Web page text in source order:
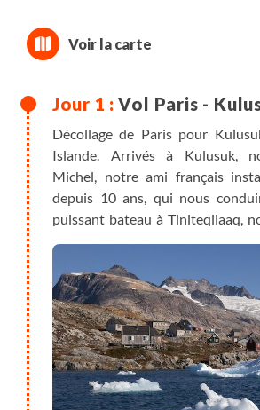
Vol Paris -
Décollage de Paris pour
Islande. Arrivés à Kulusuk,
Michel, notre ami français
depuis 10 ans, qui nous
puissant bateau à Tiniteqilaaq,
pour les jours à venir. Ce sera
avec l'eau. Très vite vous
icebergs et constater la
de l'eau. A ce stade, vous
l'impatience dans les palmes...
nous nous installerons dans
commencerons le briefing pour